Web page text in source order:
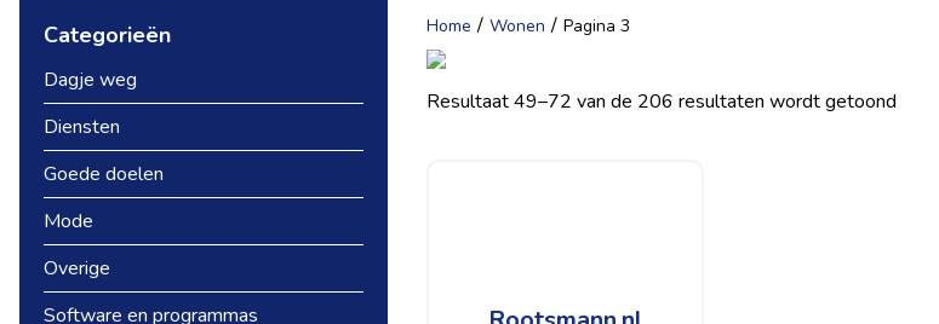
Categorieën
Dagje weg
Diensten
Goede doelen
Mode
Overige
Software en programmas
Home / Wonen / Pagina 3
Resultaat 49–72 van de 206 resultaten wordt getoond